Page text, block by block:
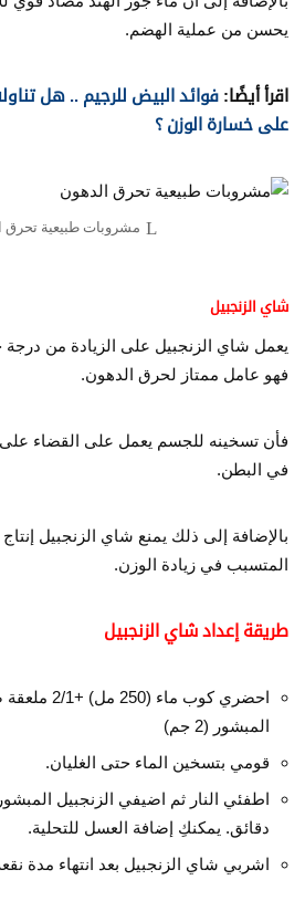
يحسن من عملية الهضم.
اقرأ أيضًا: فوائد البيض للرجيم .. هل
على خسارة الوزن ؟
مشروبات طبيعية تحرق
شاي الزنجبيل
يعمل شاي الزنجبيل على الزيادة من درجة
فهو عامل ممتاز لحرق الدهون.
فأن تسخينه للجسم يعمل على القضاء على
في البطن.
بالإضافة إلى ذلك يمنع شاي الزنجبيل
المتسبب في زيادة الوزن.
طريقة إعداد شاي الزنجبيل
احضري كوب
المبشور (2 جم)
قومي بتسخين الماء حتى الغليان.
دقائق. يمكنكِ إضافة العسل للتحلية.
اشربي شاي الزنجبيل بعد انتهاء مدة